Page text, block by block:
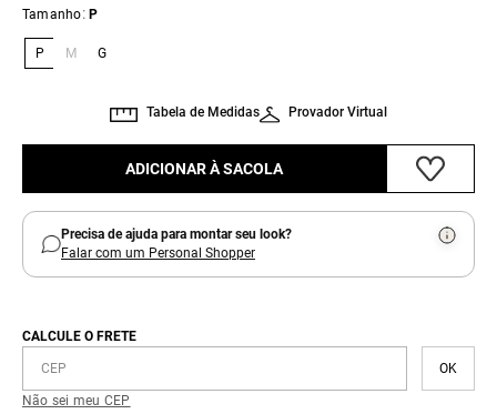
Tamanho: P
P M G
Provador Virtual
Tabela de Medidas
ADICIONAR À SACOLA
Precisa de ajuda para montar seu look?
Falar com um Personal Shopper
CALCULE O FRETE
Não sei meu CEP